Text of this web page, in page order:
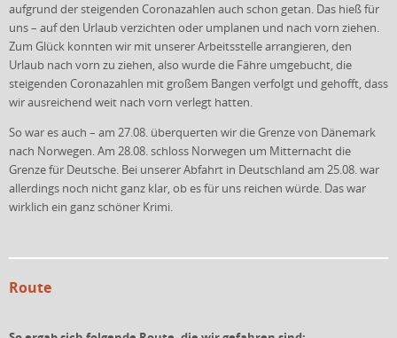
aufgrund der steigenden Coronazahlen auch schon getan. Das hieß für
uns – auf den Urlaub verzichten oder umplanen und nach vorn ziehen.
Zum Glück konnten wir mit unserer Arbeitsstelle arrangieren, den
Urlaub nach vorn zu ziehen, also wurde die Fähre umgebucht, die
steigenden Coronazahlen mit großem Bangen verfolgt und gehofft, dass
wir ausreichend weit nach vorn verlegt hatten.
So war es auch – am 27.08. überquerten wir die Grenze von Dänemark
nach Norwegen. Am 28.08. schloss Norwegen um Mitternacht die
Grenze für Deutsche. Bei unserer Abfahrt in Deutschland am 25.08. war
allerdings noch nicht ganz klar, ob es für uns reichen würde. Das war
wirklich ein ganz schöner Krimi.
Route